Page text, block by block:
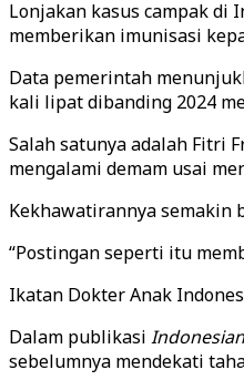
Lonjakan kasus campak di
memberikan imunisasi
Data pemerintah
kali lipat dibanding 2024
Salah satunya adalah Fitri
mengalami demam usai
Kekhawatirannya semakin
“Postingan seperti itu
Ikatan Dokter Anak
Dalam publikasi
sebelumnya mendekati